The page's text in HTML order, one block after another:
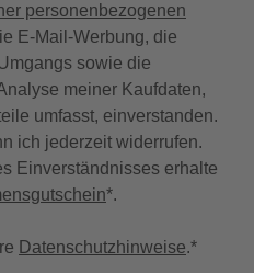
personenbezogenen
E-Mail-Werbung, die
sowie die
meiner Kaufdaten,
umfasst, einverstanden.
ich jederzeit widerrufen.
Einverständnisses erhalte
*.
Datenschutzhinweise.